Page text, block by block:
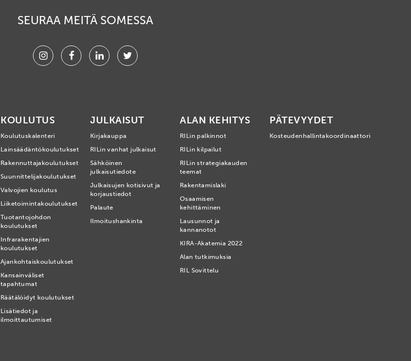
SEURAA MEITÄ SOMESSA
InstagramFacebookLinkedinTwitter
KOULUTUS
Koulutuskalenteri
Lainsäädäntökoulutukset
Rakennuttajakoulutukset
Suunnittelijakoulutukset
Valvojien koulutus
Liiketoimintakoulutukset
Tuotantojohdon
koulutukset
Infrarakentajien
koulutukset
Ajankohtaiskoulutukset
Kansainväliset
tapahtumat
Räätälöidyt koulutukset
Lisätiedot ja
ilmoittautumiset
JULKAISUT
Kirjakauppa
RILin vanhat julkaisut
Sähköinen
julkaisutiedote
Julkaisujen kotisivut ja
korjaustiedot
Palaute
Ilmoitushankinta
ALAN KEHITYS
RILin palkinnot
RILin kilpailut
RILin strategiakauden
teemat
Rakentamislaki
Osaamisen
kehittäminen
Lausunnot ja
kannanotot
KIRA-Akatemia 2022
Alan tutkimuksia
RIL Sovittelu
PÄTEVYYDET
Kosteudenhallintakoordinaattori